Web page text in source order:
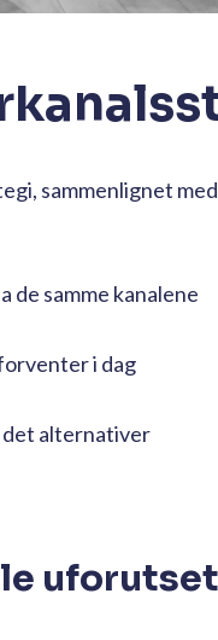
sammenlignet
de samme kanalene
i dag
det alternativer